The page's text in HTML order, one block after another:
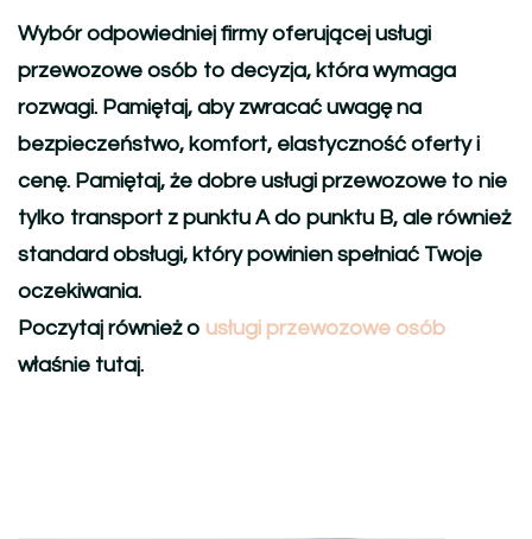
Wybór odpowiedniej firmy oferującej usługi
przewozowe osób to decyzja, która wymaga
rozwagi. Pamiętaj, aby zwracać uwagę na
bezpieczeństwo, komfort, elastyczność oferty i
cenę. Pamiętaj, że dobre usługi przewozowe to nie
tylko transport z punktu A do punktu B, ale również
standard obsługi, który powinien spełniać Twoje
oczekiwania.
Poczytaj również o usługi przewozowe osób
właśnie tutaj.